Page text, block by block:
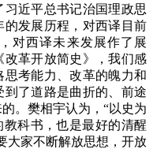
近平总书记治国理政思
的发展历程，对西译目前
对西译未来发展作了展
革开放简史》，我们感
考能力、改革的魄力和
了道路是曲折的、前途
。樊相宇认为，“以史为
科书，也是最好的清醒
大家不断解放思想，开放